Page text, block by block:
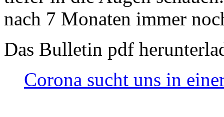
nach 7 Monaten immer
Das Bulletin pdf
Corona sucht uns in